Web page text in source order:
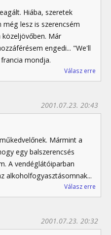
Hiába, szeretek
még lesz is szerencsém
Már
engedi... "We'll
mondja.
Válasz erre
2001.07.23. 20:43
Mármint a
egy balszerencsés
A vendéglátóiparban
alkoholfogyasztásomnak...
Válasz erre
2001.07.23. 20:32